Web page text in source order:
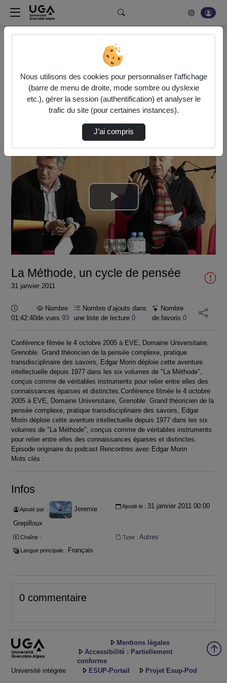
Rechercher un média sur POD
Bonjour, votre serveur vidéo a été mis à jour. Nous sommes
en train de finaliser son optimisation. L'encodage de vos
vidéos fonctionne (ne pas tenir compte du message d'erreur
actuel à la fin de votre encodage).
La Méthode, un cycle de pensée
Lire
la
vidéo
La Méthode, un cycle de pensée
31 janvier 2011
Durée :
01:42:40
Nombre
de vues 93
Nombre d’ajouts dans
une liste de lecture0
Nombre
de favoris 0
Conférence filmée le 4 octobre 2005 à EVE, Domaine Universitaire,
Grenoble. Grand théoricien de la pensée complexe, pratique
transdisciplinaire des savoirs, Edgar Morin déploie cette aventure
intellectuelle depuis 1977 dans les six volumes de "La Méthode",
conçus comme de véritables instruments pour relier entre elles des
connaissances éparses et distinctes.Conférence filmée le 4 octobre
2005 à EVE, Domaine Universitaire, Grenoble. Grand théoricien de la
pensée complexe, pratique transdisciplinaire des savoirs, Edgar
Morin déploie cette aventure intellectuelle depuis 1977 dans les six
volumes de "La Méthode", conçus comme de véritables instruments
pour relier entre elles des connaissances éparses et distinctes.
Episode originaire du podcast Rencontres avec Edgar Morin
Mots clés :
Infos
Ajouté par :
Jeremie
Grepilloux
Ajouté le : 31 janvier 2011 00:00
Chaîne : Type : Autres
Langue principale : Français
0 commentaire
Université intégrée
Mentions légales
Accessibilité : Partiellement
conforme
ESUP-Portail
Projet Esup-Pod
Nous utilisons des cookies pour personnaliser l’affichage
(barre de menu de droite, mode sombre ou dyslexie
etc.), gérer la session (authentification) et analyser le
trafic du site (pour certaines instances).
J’ai compris